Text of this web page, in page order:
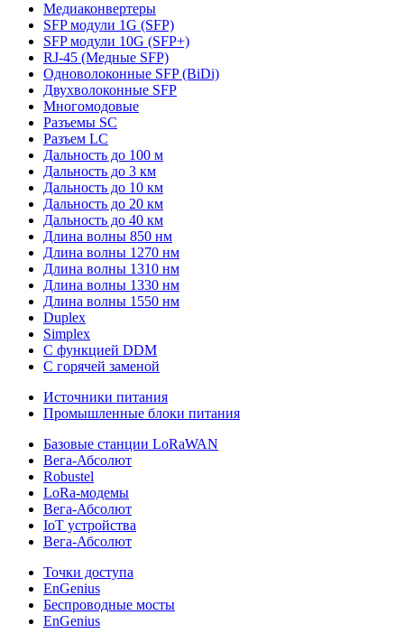
Медиаконвертеры
SFP модули 1G (SFP)
SFP модули 10G (SFP+)
RJ-45 (Медные SFP)
Одноволоконные SFP (BiDi)
Двухволоконные SFP
Многомодовые
Разъемы SC
Разъем LC
Дальность до 100 м
Дальность до 3 км
Дальность до 10 км
Дальность до 20 км
Дальность до 40 км
Длина волны 850 нм
Длина волны 1270 нм
Длина волны 1310 нм
Длина волны 1330 нм
Длина волны 1550 нм
Duplex
Simplex
С функцией DDM
С горячей заменой
Источники питания
Промышленные блоки питания
Базовые станции LoRaWAN
Вега-Абсолют
Robustel
LoRa-модемы
Вега-Абсолют
IoT устройства
Вега-Абсолют
Точки доступа
EnGenius
Беспроводные мосты
EnGenius